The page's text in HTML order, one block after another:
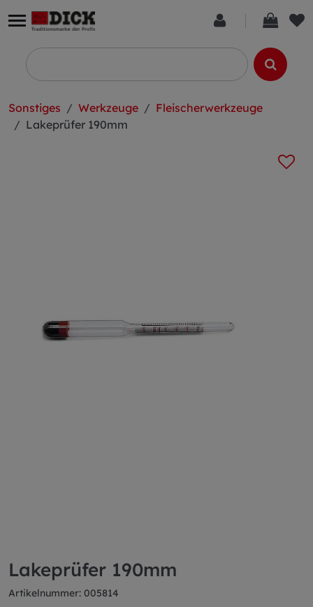
Sonstiges Werkzeuge
Fleischerwerkzeuge
Lakeprüfer 190mm
Lakeprüfer 190mm
Artikelnummer: 005814